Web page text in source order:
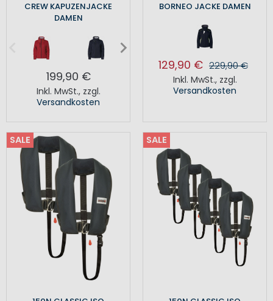
CREW KAPUZENJACKE
DAMEN
199,90 €
Inkl. MwSt., zzgl.
Versandkosten
BORNEO JACKE DAMEN
129,90 € 229,90 €
Inkl. MwSt., zzgl.
Versandkosten
SALE SALE